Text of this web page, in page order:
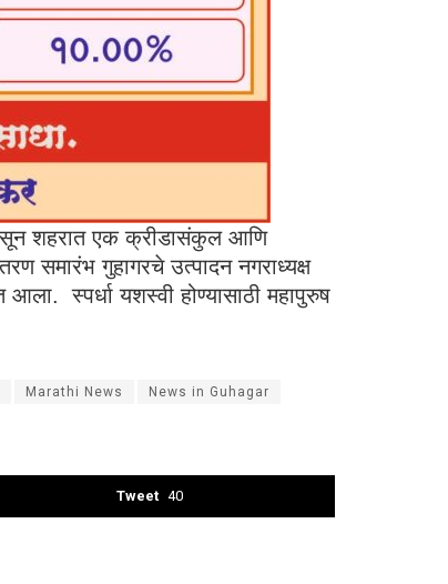
असून शहरात एक क्रीडासंकुल आणि
समारंभ गुहागरचे उत्पादन नगराध्यक्ष
स्पर्धा यशस्वी होण्यासाठी महापुरुष
Marathi News News in Guhagar
Tweet 40